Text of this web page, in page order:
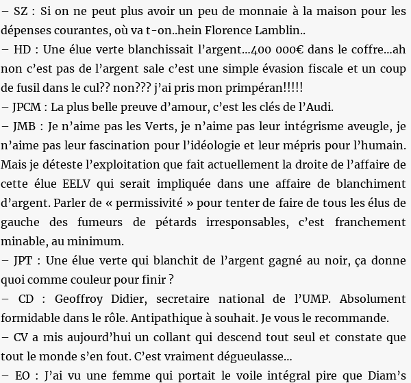
– SZ : Si on ne peut plus avoir un peu de monnaie à la maison pour les
dépenses courantes, où va t-on..hein Florence Lamblin..
– HD : Une élue verte blanchissait l’argent…400 000€ dans le coffre…ah
non c’est pas de l’argent sale c’est une simple évasion fiscale et un coup
de fusil dans le cul?? non??? j’ai pris mon primpéran!!!!!
– JPCM : La plus belle preuve d’amour, c’est les clés de l’Audi.
– JMB : Je n’aime pas les Verts, je n’aime pas leur intégrisme aveugle, je
n’aime pas leur fascination pour l’idéologie et leur mépris pour l’humain.
Mais je déteste l’exploitation que fait actuellement la droite de l’affaire de
cette élue EELV qui serait impliquée dans une affaire de blanchiment
d’argent. Parler de « permissivité » pour tenter de faire de tous les élus de
gauche des fumeurs de pétards irresponsables, c’est franchement
minable, au minimum.
– JPT : Une élue verte qui blanchit de l’argent gagné au noir, ça donne
quoi comme couleur pour finir ?
– CD : Geoffroy Didier, secretaire national de l’UMP. Absolument
formidable dans le rôle. Antipathique à souhait. Je vous le recommande.
– CV a mis aujourd’hui un collant qui descend tout seul et constate que
tout le monde s’en fout. C’est vraiment dégueulasse…
– EO : J’ai vu une femme qui portait le voile intégral pire que Diam’s